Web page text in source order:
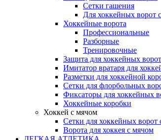
Сетки гашения
Для хоккейных ворот
Хоккейные ворота
Профессиональные
Разборные
Тренировочные
Защита для хоккейных ворот
Имитатор вратаря для
Разметки для хоккейной
Сетки для флорбольных
Фиксаторы для хоккейных
Хоккейные коробки
Хоккей с мячом
Сетки для хоккейных ворот
Ворота для хоккея с мячом